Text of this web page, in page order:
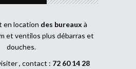
en location des bureaux à
et ventilos plus débarras et
douches.
, contact : 72 60 14 28